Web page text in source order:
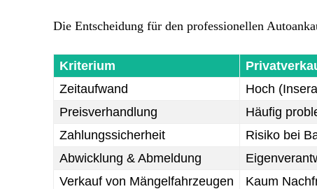
Die Entscheidung für den professionellen
Kriterium
Zeitaufwand
Hoch
Preisverhandlung
Häufig
Zahlungssicherheit
Risiko bei
Abwicklung & Abmeldung
Verkauf von Mängelfahrzeugen
Kaum